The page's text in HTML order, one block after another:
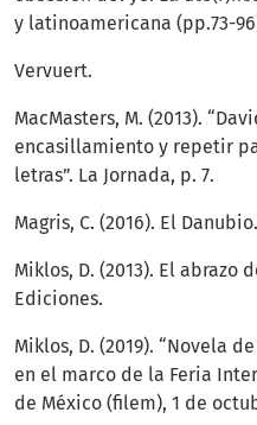
y latinoamericana (pp.73-
Vervuert.
MacMasters, M. (2013).
encasillamiento y repetir
letras”. La Jornada, p. 7.
Magris, C. (2016). El
Miklos, D. (2013). El abrazo
Ediciones.
Miklos, D. (2019). “Novela
en el marco de la Feria
de México (filem), 1 de